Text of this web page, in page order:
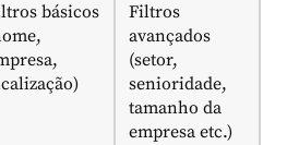
básicos
Filtros
avançados
(setor,
senioridade,
tamanho da
empresa etc.)